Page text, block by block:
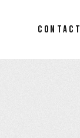
CONTACT